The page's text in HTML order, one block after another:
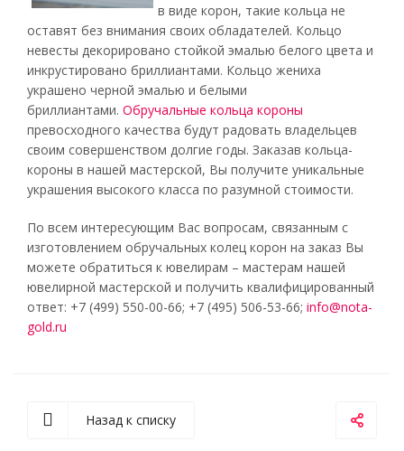
в виде корон, такие кольца не
оставят без внимания своих обладателей. Кольцо
невесты декорировано стойкой эмалью белого цвета и
инкрустировано бриллиантами. Кольцо жениха
украшено черной эмалью и белыми
бриллиантами. Обручальные кольца короны
превосходного качества будут радовать владельцев
своим совершенством долгие годы. Заказав кольца-
короны в нашей мастерской, Вы получите уникальные
украшения высокого класса по разумной стоимости.
По всем интересующим Вас вопросам, связанным с
изготовлением обручальных колец корон на заказ Вы
можете обратиться к ювелирам – мастерам нашей
ювелирной мастерской и получить квалифицированный
ответ: +7 (499) 550-00-66; +7 (495) 506-53-66; info@nota-
gold.ru
Назад к списку